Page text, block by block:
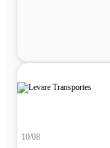
10/08